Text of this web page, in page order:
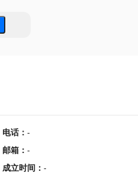
电话： -
邮箱 ： -
成立时间 ： -